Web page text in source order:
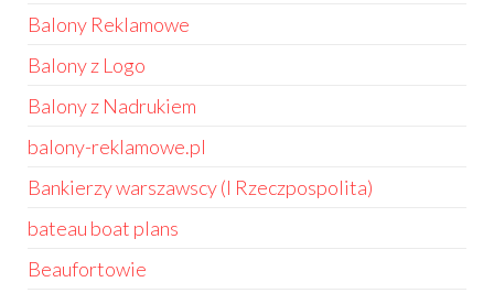
Balony Reklamowe
Balony z Logo
Balony z Nadrukiem
balony-reklamowe.pl
Bankierzy warszawscy (I Rzeczpospolita)
bateau boat plans
Beaufortowie